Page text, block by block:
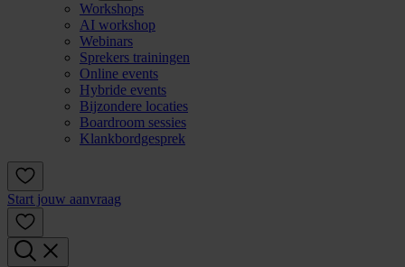
Workshops
AI workshop
Webinars
Sprekers trainingen
Online events
Hybride events
Bijzondere locaties
Boardroom sessies
Klankbordgesprek
Start jouw aanvraag